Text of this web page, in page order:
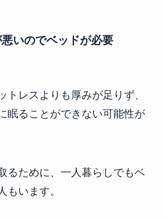
いのでベッドが必要
トレスよりも厚みが足りず、
眠ることができない可能性が
るために、一人暮らしでもベ
もいます。